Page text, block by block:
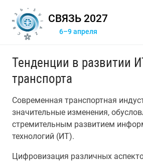
СВЯЗЬ 2027
6–9 апреля
Тенденции в развитии
транспорта
Современная транспортная
значительные изменения,
стремительным развитием
технологий (ИТ).
Цифровизация различных